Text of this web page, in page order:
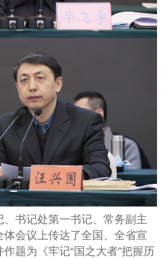
书记处第一书记、常务副主
体会议上传达了全国、全省宣
题为《牢记“国之大者”把握历